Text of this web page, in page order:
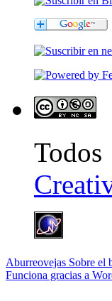
Aburreovejas Sobre el
Funciona gracias a